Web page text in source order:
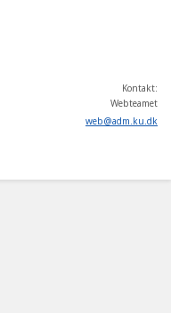
Kontakt:
Webteamet
web@adm ku dk